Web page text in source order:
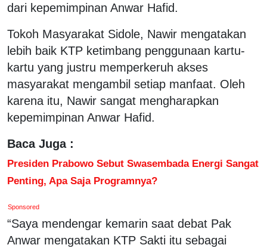
dari kepemimpinan Anwar Hafid.
Tokoh Masyarakat Sidole, Nawir mengatakan
lebih baik KTP ketimbang penggunaan kartu-
kartu yang justru memperkeruh akses
masyarakat mengambil setiap manfaat. Oleh
karena itu, Nawir sangat mengharapkan
kepemimpinan Anwar Hafid.
Baca Juga :
Presiden Prabowo Sebut Swasembada Energi Sangat
Penting, Apa Saja Programnya?
Sponsored
“Saya mendengar kemarin saat debat Pak
Anwar mengatakan KTP Sakti itu sebagai